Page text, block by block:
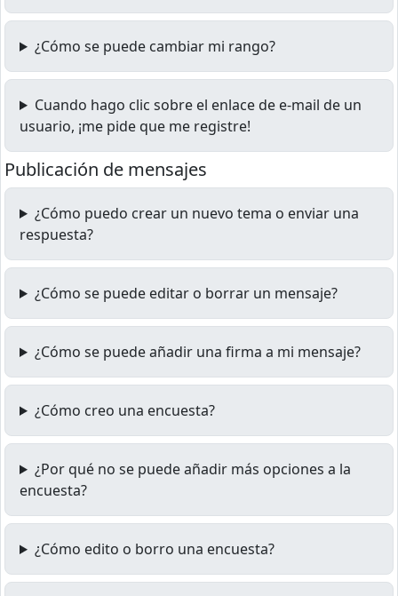
¿Cómo se puede cambiar mi rango?
Cuando hago clic sobre el enlace de e-mail de un
usuario, ¡me pide que me registre!
Publicación de mensajes
¿Cómo puedo crear un nuevo tema o enviar una
respuesta?
¿Cómo se puede editar o borrar un mensaje?
¿Cómo se puede añadir una firma a mi mensaje?
¿Cómo creo una encuesta?
¿Por qué no se puede añadir más opciones a la
encuesta?
¿Cómo edito o borro una encuesta?